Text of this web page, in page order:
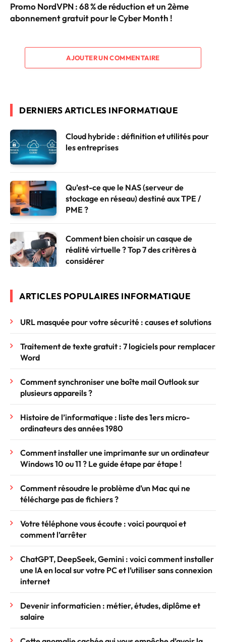
Promo NordVPN : 68 % de réduction et un 2ème
abonnement gratuit pour le Cyber Month !
AJOUTER UN COMMENTAIRE
DERNIERS ARTICLES INFORMATIQUE
Cloud hybride : définition et utilités pour
les entreprises
Qu’est-ce que le NAS (serveur de
stockage en réseau) destiné aux TPE /
PME ?
Comment bien choisir un casque de
réalité virtuelle ? Top 7 des critères à
considérer
ARTICLES POPULAIRES INFORMATIQUE
URL masquée pour votre sécurité : causes et solutions
Traitement de texte gratuit : 7 logiciels pour remplacer
Word
Comment synchroniser une boîte mail Outlook sur
plusieurs appareils ?
Histoire de l’informatique : liste des 1ers micro-
ordinateurs des années 1980
Comment installer une imprimante sur un ordinateur
Windows 10 ou 11 ? Le guide étape par étape !
Comment résoudre le problème d’un Mac qui ne
télécharge pas de fichiers ?
Votre téléphone vous écoute : voici pourquoi et
comment l’arrêter
ChatGPT, DeepSeek, Gemini : voici comment installer
une IA en local sur votre PC et l’utiliser sans connexion
internet
Devenir informaticien : métier, études, diplôme et
salaire